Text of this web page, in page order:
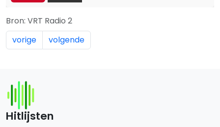
Bron: VRT Radio 2
vorige
volgende
Hitlijsten